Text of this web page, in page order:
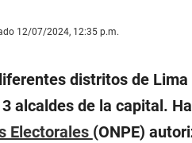
12/07/2024, 12:35 p.m.
distritos de
alcaldes de la capital.
Electorales (ONPE)